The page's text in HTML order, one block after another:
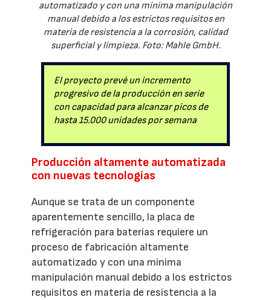
automatizado y con una mínima manipulación
manual debido a los estrictos requisitos en
materia de resistencia a la corrosión, calidad
superficial y limpieza. Foto: Mahle GmbH.
El proyecto prevé un incremento
progresivo de la producción en serie
con capacidad para alcanzar picos de
hasta 15.000 unidades por semana
Producción altamente automatizada
con nuevas tecnologías
Aunque se trata de un componente
aparentemente sencillo, la placa de
refrigeración para baterías requiere un
proceso de fabricación altamente
automatizado y con una mínima
manipulación manual debido a los estrictos
requisitos en materia de resistencia a la